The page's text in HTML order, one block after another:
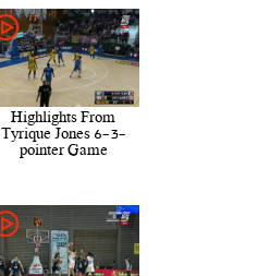
Highlights From
Tyrique Jones 6-3-
pointer Game